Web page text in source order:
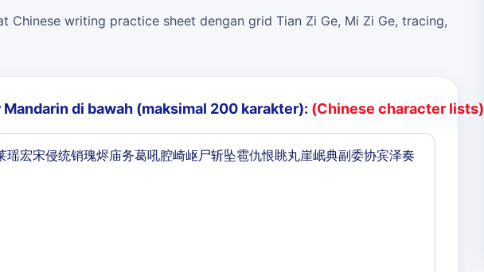
Chinese writing practice sheet dengan grid Tian Zi Ge, Mi Zi Ge, tracing,
di bawah (maksimal 200 karakter): (Chinese character lists)